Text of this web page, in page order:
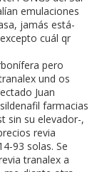
emulaciones
jamás está-
cuál qr
pero
und os
Juan
farmacias
sin su elevador-,
revia
93 solas. Se
tranalex a